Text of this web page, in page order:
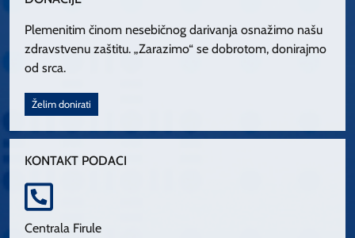
Plemenitim činom nesebičnog darivanja osnažimo našu
zdravstvenu zaštitu. „Zarazimo“ se dobrotom, donirajmo
od srca.
Želim donirati
KONTAKT PODACI
Centrala Firule